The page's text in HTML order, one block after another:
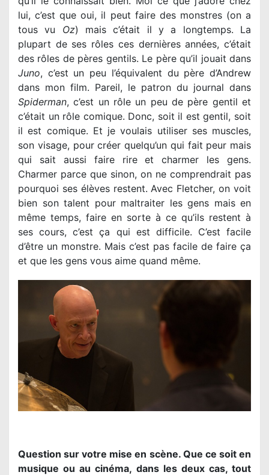
lui, c’est que oui, il peut faire des monstres (on a
tous vu Oz) mais c’était il y a longtemps. La
plupart de ses rôles ces dernières années, c’était
des rôles de pères gentils. Le père qu’il jouait dans
Juno, c’est un peu l’équivalent du père d’Andrew
dans mon film. Pareil, le patron du journal dans
Spiderman, c’est un rôle un peu de père gentil et
c’était un rôle comique. Donc, soit il est gentil, soit
il est comique. Et je voulais utiliser ses muscles,
son visage, pour créer quelqu’un qui fait peur mais
qui sait aussi faire rire et charmer les gens.
Charmer parce que sinon, on ne comprendrait pas
pourquoi ses élèves restent. Avec Fletcher, on voit
bien son talent pour maltraiter les gens mais en
même temps, faire en sorte à ce qu’ils restent à
ses cours, c’est ça qui est difficile. C’est facile
d’être un monstre. Mais c’est pas facile de faire ça
et que les gens vous aime quand même.
Question sur votre mise en scène. Que ce soit en
musique ou au cinéma, dans les deux cas, tout